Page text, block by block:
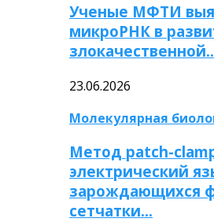
Ученые МФТИ
микроРНК в
23.06.2026
Молекулярная
Метод patch-
электрический
зарождающихся
сетчатки…